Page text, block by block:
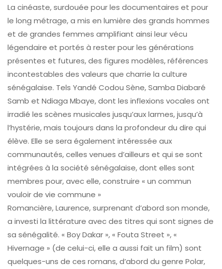
La cinéaste, surdouée pour les documentaires et pour
le long métrage, a mis en lumière des grands hommes
et de grandes femmes amplifiant ainsi leur vécu
légendaire et portés à rester pour les générations
présentes et futures, des figures modèles, références
incontestables des valeurs que charrie la culture
sénégalaise. Tels Yandé Codou Sène, Samba Diabaré
Samb et Ndiaga Mbaye, dont les inflexions vocales ont
irradié les scènes musicales jusqu’aux larmes, jusqu’à
l’hystérie, mais toujours dans la profondeur du dire qui
élève. Elle se sera également intéressée aux
communautés, celles venues d’ailleurs et qui se sont
intégrées à la société sénégalaise, dont elles sont
membres pour, avec elle, construire « un commun
vouloir de vie commune »
Romancière, Laurence, surprenant d’abord son monde,
a investi la littérature avec des titres qui sont signes de
sa sénégalité. « Boy Dakar », « Fouta Street », «
Hivernage » (de celui-ci, elle a aussi fait un film) sont
quelques-uns de ces romans, d’abord du genre Polar,